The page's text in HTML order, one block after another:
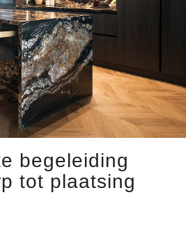
begeleiding
tot plaatsing